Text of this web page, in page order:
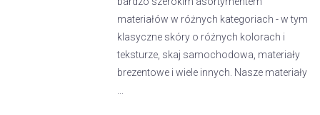
materiałów w różnych kategoriach - w tym
klasyczne skóry o różnych kolorach i
teksturze, skaj samochodowa, materiały
brezentowe i wiele innych. Nasze materiały